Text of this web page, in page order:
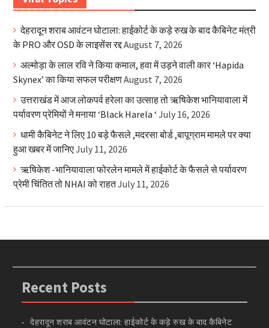
देहरादून शराब आवंटन घोटाला: हाईकोर्ट के कड़े रुख के बाद कैबिनेट मंत्री
के PRO और OSD के लाइसेंस रद्दAugust 7, 2026
अल्मोड़ा के लाल रवि ने किया कमाल, हवा में उड़ने वाली कार ‘Hapida
Skynex’ का किया सफल परीक्षणAugust 7, 2026
उत्तराखंड में आज लोकपर्व हरेला का उत्साह तो ऋषिकेश भानियावाला में
पर्यावरण प्रेमियों ने मनाया ‘Black Harela ‘ July 16, 2026
धामी कैबिनेट ने लिए 10 बड़े फैसले ,मदरसा बोर्ड ,बापूग्राम मामले पर क्या
हुआ खबर में जानिएJuly 11, 2026
ऋषिकेश -भानियावाला फोरलेन मामले में हाईकोर्ट के फैसले से पर्यावरण
प्रेमी चिंतित तो NHAI को राहतJuly 11, 2026
Recent Posts
देहरादून शराब आवंटन घोटाला: हाईकोर्ट के कड़े रुख के बाद कैबिनेट